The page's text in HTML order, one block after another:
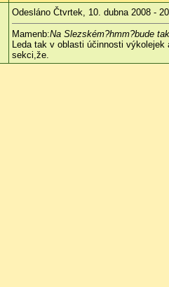
Odesláno Čtvrtek, 10. dubna 2008 -
Mamenb:Na Slezském?hmm?bude
Leda tak v oblasti účinnosti
sekci,že.